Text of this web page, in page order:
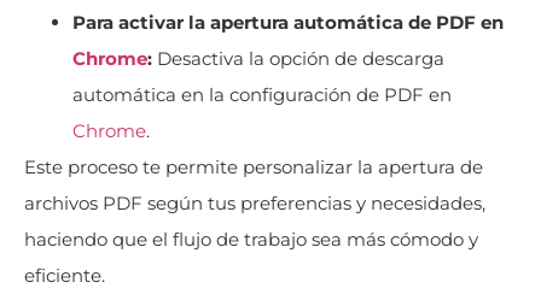
Para activar la apertura automática de PDF en
Chrome: Desactiva la opción de descarga
automática en la configuración de PDF en
Chrome.
Este proceso te permite personalizar la apertura de
archivos PDF según tus preferencias y necesidades,
haciendo que el flujo de trabajo sea más cómodo y
eficiente.